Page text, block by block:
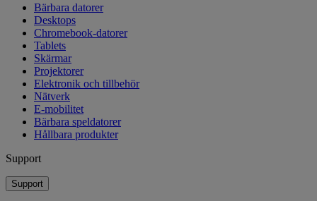
Bärbara datorer
Desktops
Chromebook-datorer
Tablets
Skärmar
Projektorer
Elektronik och tillbehör
Nätverk
E-mobilitet
Bärbara speldatorer
Hållbara produkter
Support
Support